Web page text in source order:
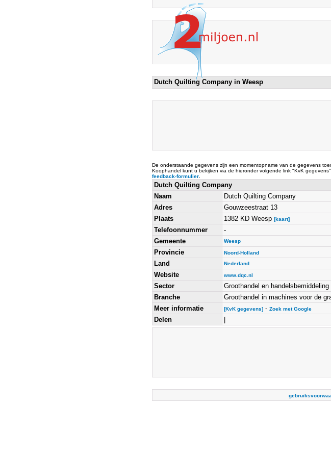
Dutch Quilting Company in Weesp
De onderstaande gegevens zijn een momentopname van de gegevens
Koophandel kunt u bekijken via de hieronder volgende link "KvK
feedback-formulier.
Dutch Quilting Company
Naam
Dutch Quilting Company
Adres
Gouwzeestraat 13
Plaats
1382 KD Weesp [kaart]
Telefoonnummer
-
Gemeente
Weesp
Provincie Noord-Holland
Land Nederland
Website www.dqc.nl
Sector
Groothandel en handelsbemiddeling
Branche
Groothandel in machines voor de
Meer informatie
[KvK gegevens]- Zoek met Google
Delen